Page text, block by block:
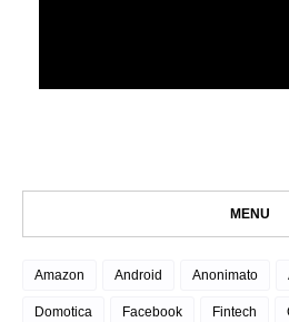
MENU
Amazon Android Anonimato
Domotica Facebook Fintech